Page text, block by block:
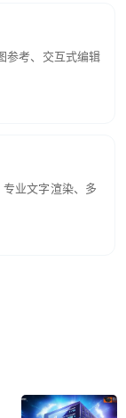
参考、交互式编辑
业文字渲染、多